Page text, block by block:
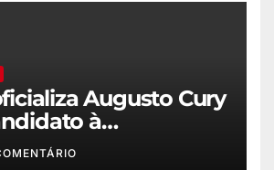
Augusto Cury
à